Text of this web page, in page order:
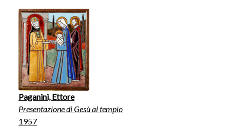
Paganini, Ettore
Presentazione di Gesù al tempio
1957